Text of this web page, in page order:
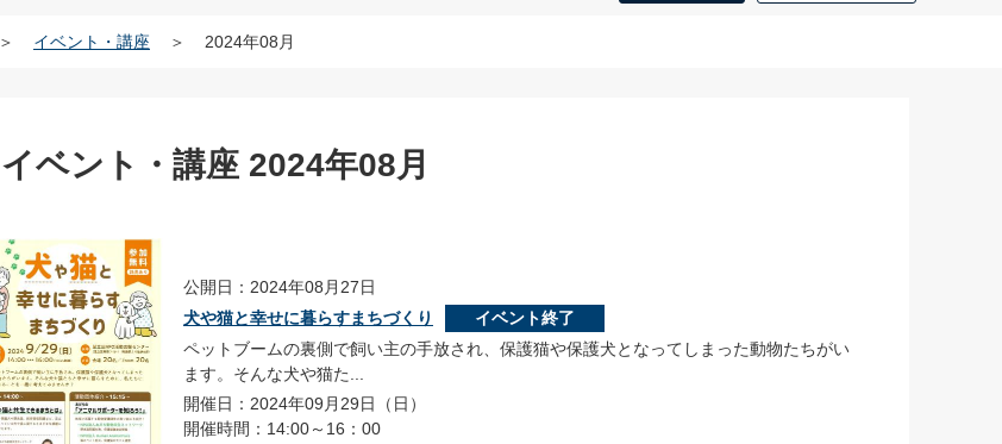
＞ イベント・講座 ＞ 2024年08月
イベント・講座 2024年08月
公開日：2024年08月27日
犬や猫と幸せに暮らすまちづくり
イベント終了
ペットブームの裏側で飼い主の手放され、保護猫や保護犬となってしまった動物たちがい
ます。そんな犬や猫た...
開催日：2024年09月29日（日）
開催時間：14:00～16：00